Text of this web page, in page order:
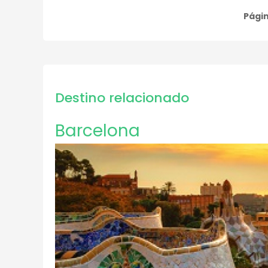
Destino relacionado
Barcelona